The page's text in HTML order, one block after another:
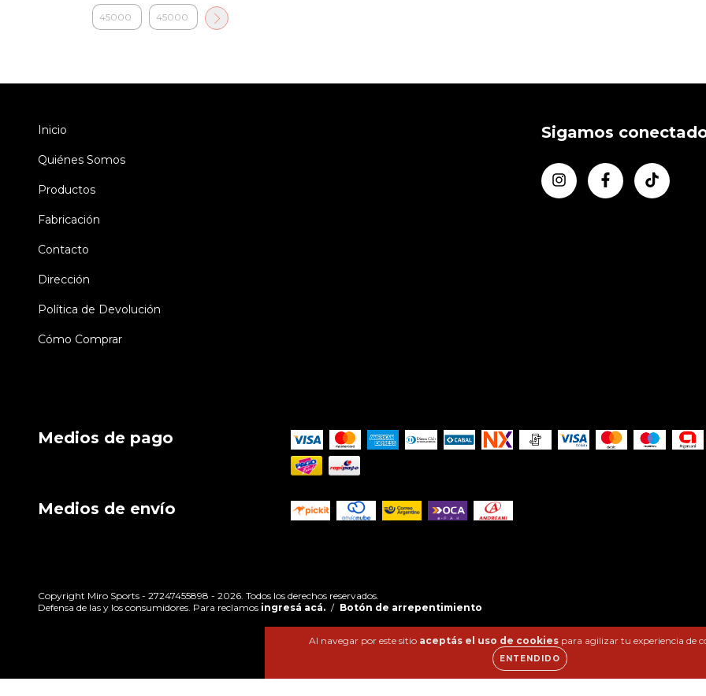
Al navegar por este sitio aceptás el uso de cookies para agilizar tu experiencia de
ENTENDIDO
Inicio
Quiénes Somos
Productos
Fabricación
Contacto
Dirección
Política de Devolución
Cómo Comprar
Sigamos
Medios de pago
Medios de envío
Copyright Miro Sports - 27247455898 - 2026. Todos los derechos reservados.
Defensa de las y los consumidores. Para reclamos ingresá acá. / Botón de arrepentimiento